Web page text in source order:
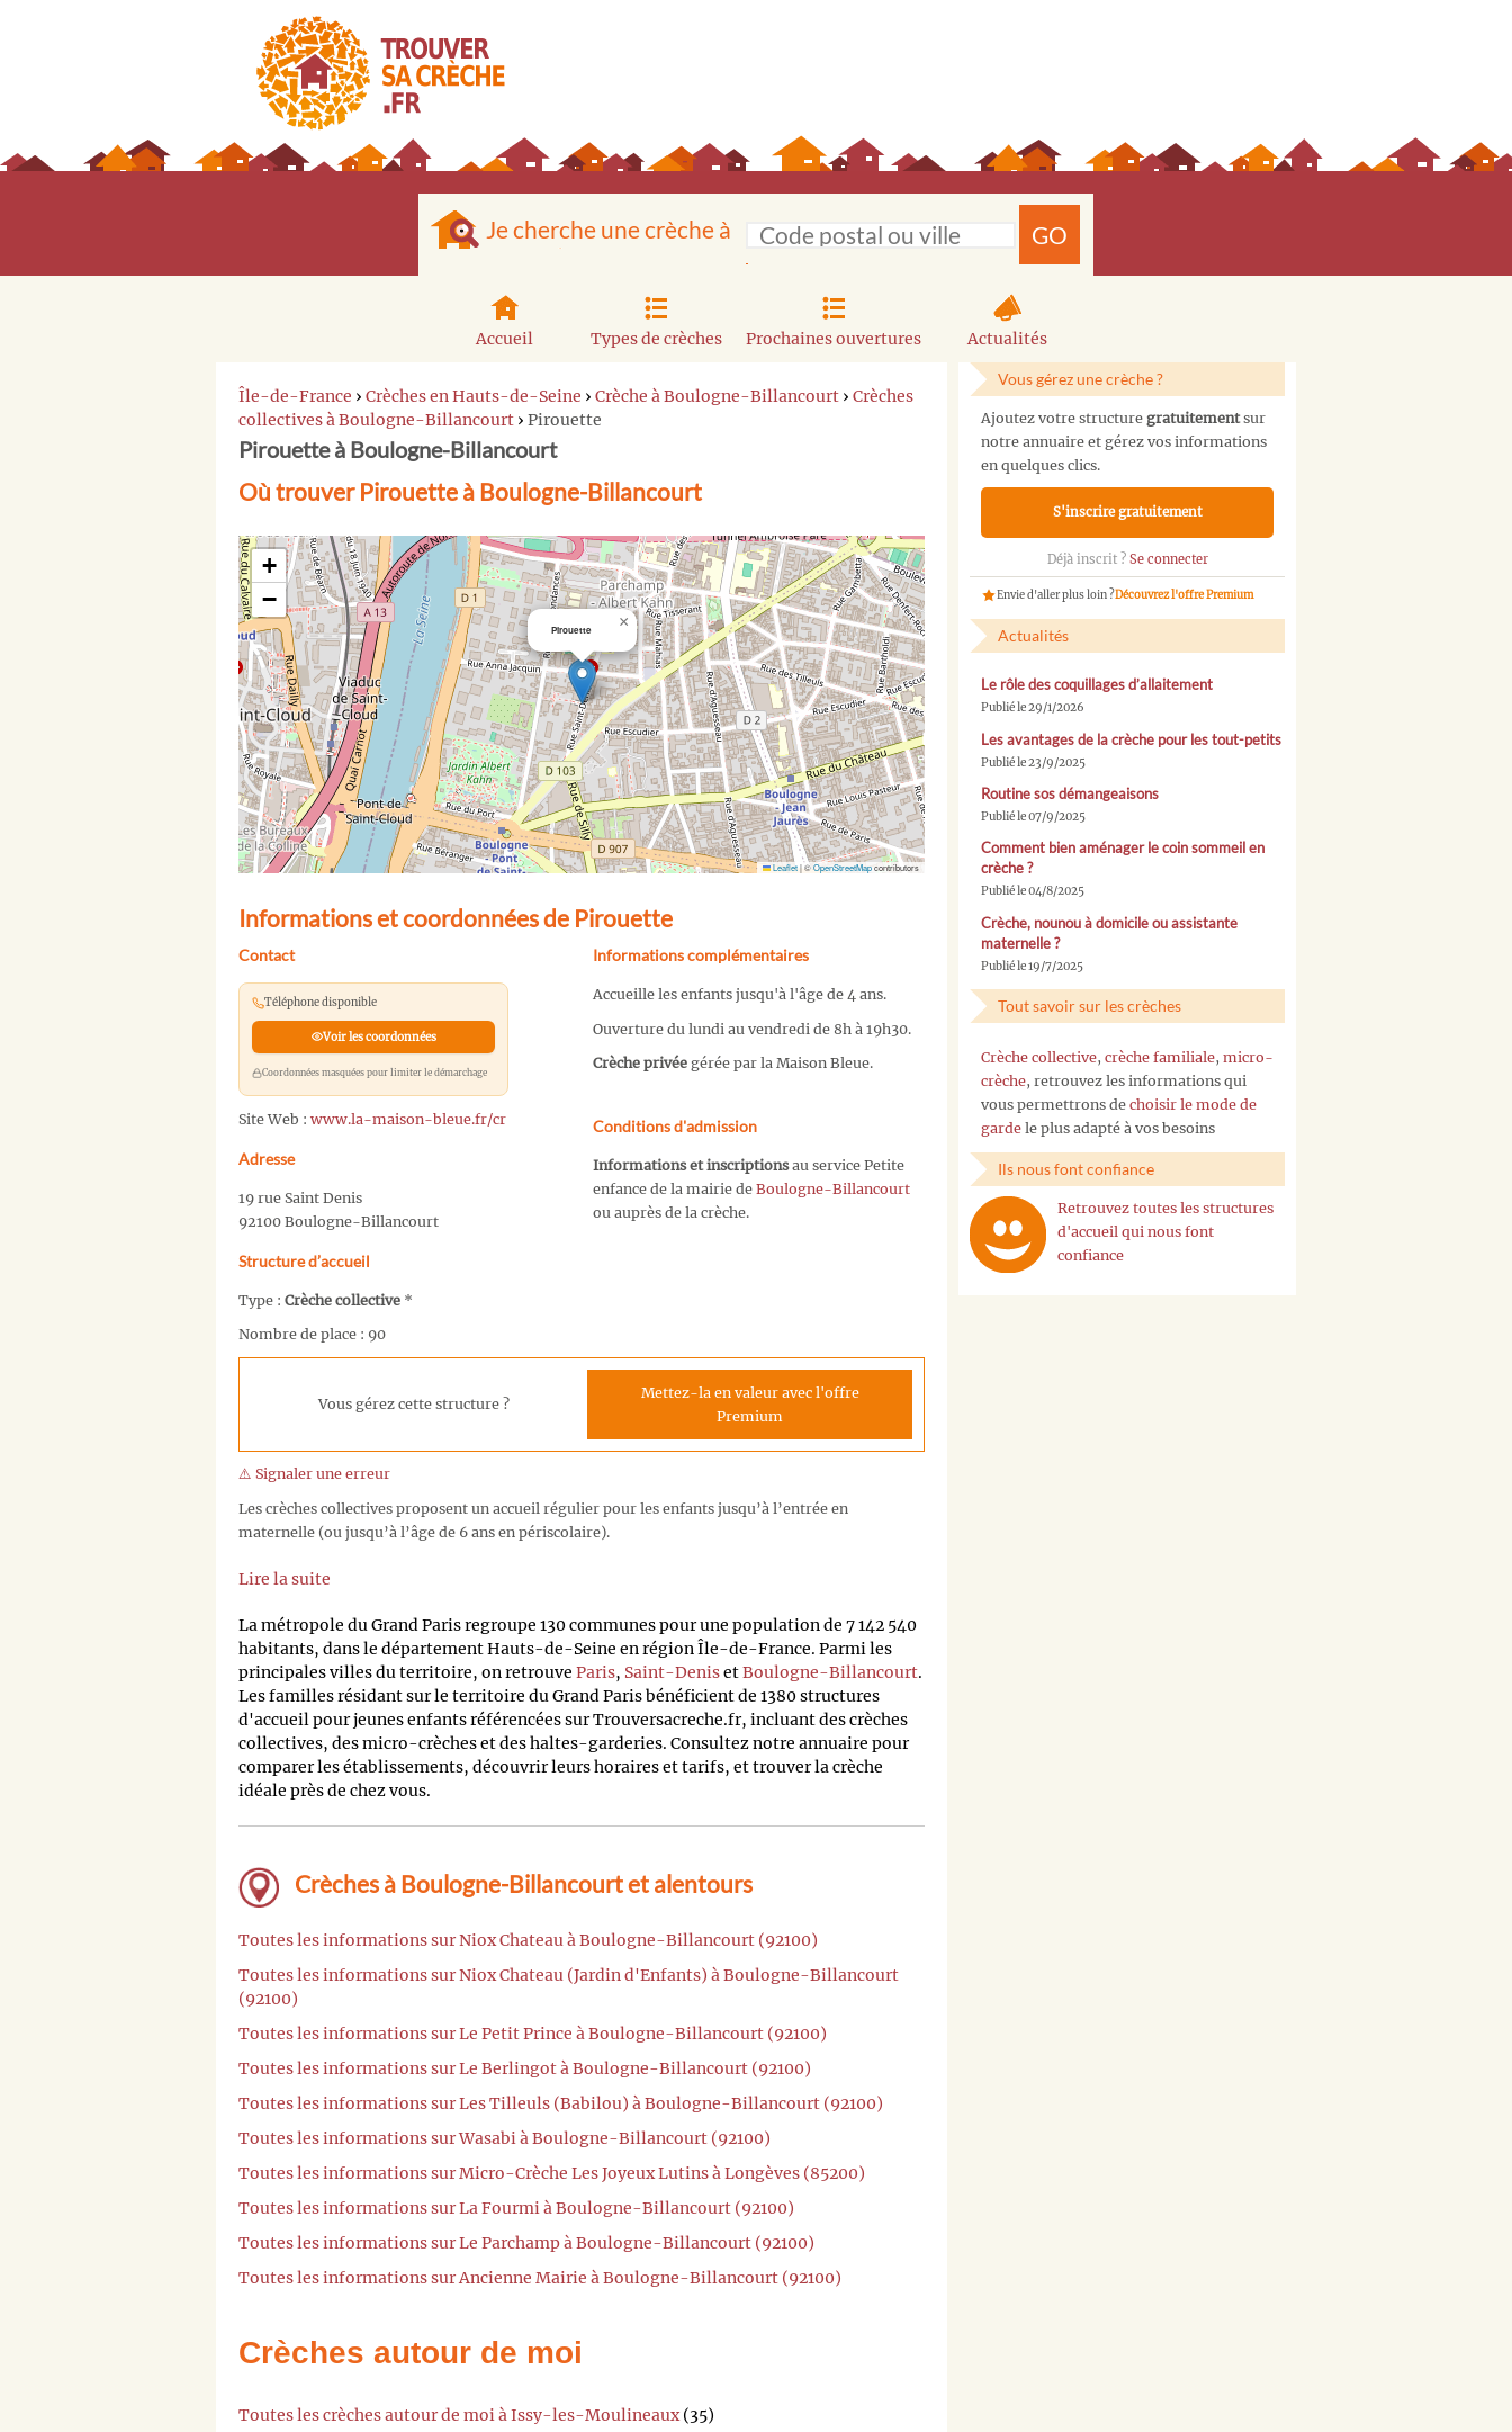
Je cherche une crèche à GO
Accueil Types de crèches Prochaines ouvertures Actualités
Île-de-France › Crèches en Hauts-de-Seine › Crèche à Boulogne-Billancourt › Crèches
collectives à Boulogne-Billancourt › Pirouette
Pirouette à Boulogne-Billancourt
Où trouver Pirouette à Boulogne-Billancourt
Pirouette ×
+
−
Leaflet|©OpenStreetMapcontributors
Informations et coordonnées de Pirouette
Contact
Téléphone disponible
Voir les coordonnées
Coordonnées masquées pour limiter le démarchage
Site Web : www.la-maison-bleue.fr/cr
Adresse
19 rue Saint Denis
92100 Boulogne-Billancourt
Structure d’accueil
Type : Crèche collective *
Nombre de place : 90
Informations complémentaires
Accueille les enfants jusqu'à l'âge de 4 ans.
Ouverture du lundi au vendredi de 8h à 19h30.
Crèche privéegérée par la Maison Bleue.
Conditions d'admission
Informations et inscriptionsau service Petite
enfance de la mairie de Boulogne-Billancourt
ou auprès de la crèche.
Vous gérez cette structure ?
Mettez-la en valeur avec l'offre
Premium
⚠️ Signaler une erreur
Les crèches collectives proposent un accueil régulier pour les enfants jusqu’à l’entrée en
maternelle (ou jusqu’à l’âge de 6 ans en périscolaire).
Lire la suite
La métropole du Grand Paris regroupe 130 communes pour une population de 7 142 540
habitants, dans le département Hauts-de-Seine en région Île-de-France. Parmi les
principales villes du territoire, on retrouve Paris, Saint-DenisetBoulogne-Billancourt.
Les familles résidant sur le territoire du Grand Paris bénéficient de 1380 structures
d'accueil pour jeunes enfants référencées sur Trouversacreche.fr, incluant des crèches
collectives, des micro-crèches et des haltes-garderies. Consultez notre annuaire pour
comparer les établissements, découvrir leurs horaires et tarifs, et trouver la crèche
idéale près de chez vous.
Crèches à Boulogne-Billancourt et alentours
Toutes les informations sur Niox Chateau à Boulogne-Billancourt (92100)
Toutes les informations sur Niox Chateau (Jardin d'Enfants) à Boulogne-Billancourt
(92100)
Toutes les informations sur Le Petit Prince à Boulogne-Billancourt (92100)
Toutes les informations sur Le Berlingot à Boulogne-Billancourt (92100)
Toutes les informations sur Les Tilleuls (Babilou) à Boulogne-Billancourt (92100)
Toutes les informations sur Wasabi à Boulogne-Billancourt (92100)
Toutes les informations sur Micro-Crèche Les Joyeux Lutins à Longèves (85200)
Toutes les informations sur La Fourmi à Boulogne-Billancourt (92100)
Toutes les informations sur Le Parchamp à Boulogne-Billancourt (92100)
Toutes les informations sur Ancienne Mairie à Boulogne-Billancourt (92100)
Crèches autour de moi
Toutes les crèches autour de moi à Issy-les-Moulineaux(35)
Vous gérez une crèche ?
Ajoutez votre structure gratuitementsur
notre annuaire et gérez vos informations
en quelques clics.
S'inscrire gratuitement
Déjà inscrit ? Se connecter
Envie d'aller plus loin ?Découvrez l'offre Premium
Actualités
Le rôle des coquillages d’allaitement
Publié le 29/1/2026
Les avantages de la crèche pour les tout-petits
Publié le 23/9/2025
Routine sos démangeaisons
Publié le 07/9/2025
Comment bien aménager le coin sommeil en
crèche ?
Publié le 04/8/2025
Crèche, nounou à domicile ou assistante
maternelle ?
Publié le 19/7/2025
Tout savoir sur les crèches
Crèche collective, crèche familiale, micro-
crèche, retrouvez les informations qui
vous permettrons de choisir le mode de
garde le plus adapté à vos besoins
Ils nous font confiance
Retrouvez toutes les structures
d'accueil qui nous font
confiance